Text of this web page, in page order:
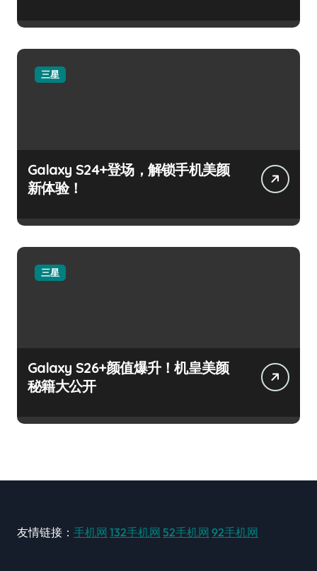
三星
Galaxy S24+登场，解锁手机美颜
新体验！
三星
Galaxy S26+颜值爆升！机皇美颜
秘籍大公开
友情链接： 手机网 132手机网 52手机网 92手机网